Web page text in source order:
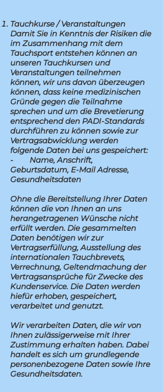
Tauchkurse / Veranstaltungen
Damit Sie in Kenntnis der Risiken die
im Zusammenhang mit dem
Tauchsport entstehen können an
unseren Tauchkursen und
Veranstaltungen teilnehmen
können, wir uns davon überzeugen
können, dass keine medizinischen
Gründe gegen die Teilnahme
sprechen und um die Brevetierung
entsprechend den PADI-Standards
durchführen zu können sowie zur
Vertragsabwicklung werden
folgende Daten bei uns gespeichert:
- Name, Anschrift,
Geburtsdatum, E-Mail Adresse,
Gesundheitsdaten
Ohne die Bereitstellung Ihrer Daten
können die von Ihnen an uns
herangetragenen Wünsche nicht
erfüllt werden. Die gesammelten
Daten benötigen wir zur
Vertragserfüllung, Ausstellung des
internationalen Tauchbrevets,
Verrechnung, Geltendmachung der
Vertragsansprüche für Zwecke des
Kundenservice. Die Daten werden
hiefür erhoben, gespeichert,
verarbeitet und genutzt.
Wir verarbeiten Daten, die wir von
Ihnen zulässigerweise mit Ihrer
Zustimmung erhalten haben. Dabei
handelt es sich um grundlegende
personenbezogene Daten sowie Ihre
Gesundheitsdaten.